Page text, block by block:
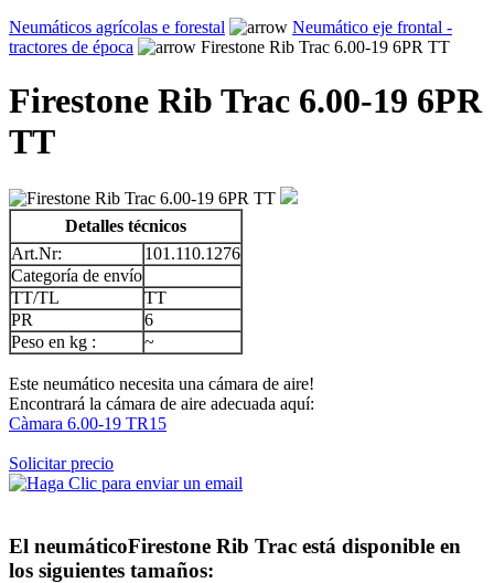
Neumáticos agrícolas e forestal
Neumático eje frontal -
tractores de época
Firestone Rib Trac 6.00-19 6PR TT
Firestone Rib Trac 6.00-19 6PR
TT
Detalles técnicos
Art.Nr:
101.110.1276
Categoría de envío
TT/TL
TT
PR
6
Peso en kg :
~
Este neumático necesita una cámara de aire!
Encontrará la cámara de aire adecuada aquí:
Càmara 6.00-19 TR15
Solicitar precio
El neumáticoFirestone Rib Trac está disponible en
los siguientes tamaños: